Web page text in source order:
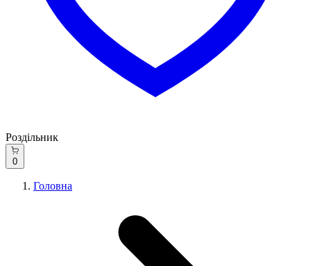
Роздільник
0
Головна